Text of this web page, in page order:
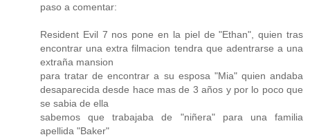
paso a comentar:
Resident Evil 7 nos pone en la piel de "Ethan", quien tras
encontrar una extra filmacion tendra que adentrarse a una
extraña mansion
para tratar de encontrar a su esposa "Mia" quien andaba
desaparecida desde hace mas de 3 años y por lo poco que
se sabia de ella
sabemos que trabajaba de "niñera" para una familia
apellida "Baker"